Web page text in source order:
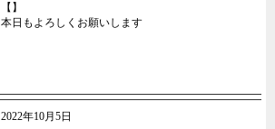
【】
本日もよろしくお願いします
2022年10月5日